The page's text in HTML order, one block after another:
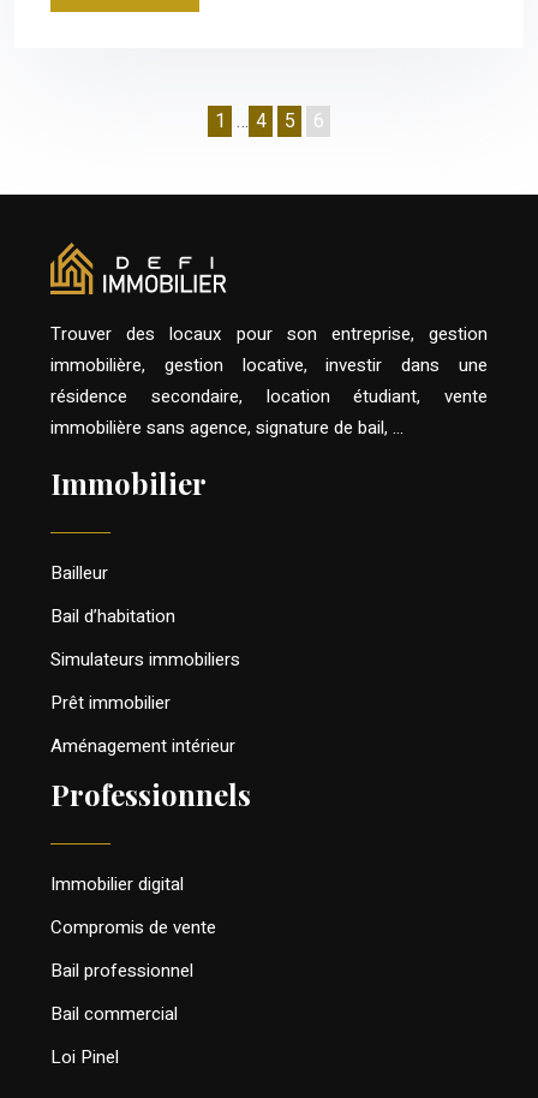
1 … 4 5 6
Trouver des locaux pour son entreprise, gestion
immobilière, gestion locative, investir dans une
résidence secondaire, location étudiant, vente
immobilière sans agence, signature de bail, …
Immobilier
Bailleur
Bail d’habitation
Simulateurs immobiliers
Prêt immobilier
Aménagement intérieur
Professionnels
Immobilier digital
Compromis de vente
Bail professionnel
Bail commercial
Loi Pinel